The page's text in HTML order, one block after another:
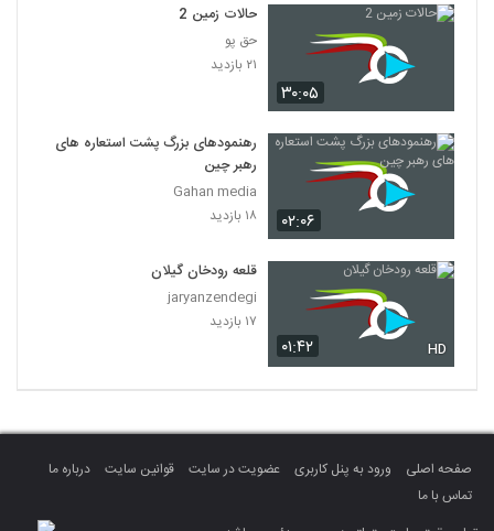
۳۰:۰۵
حالات زمین 2
حق پو
۲۱ بازدید
۰۲:۰۶
رهنمودهای بزرگ پشت استعاره های
رهبر چین
Gahan media
۱۸ بازدید
۰۱:۴۲ HD
قلعه رودخان گیلان
jaryanzendegi
۱۷ بازدید
صفحه اصلی ورود به پنل کاربری عضویت در سایت قوانین سایت
درباره ما
تماس با ما